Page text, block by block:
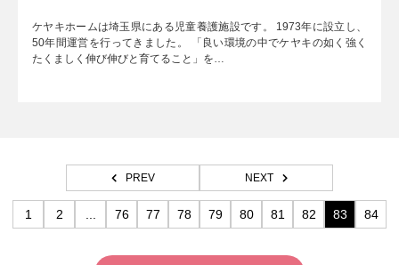
ケヤキホームは埼玉県にある児童養護施設です。 1973年に設立し、
50年間運営を行ってきました。 「良い環境の中でケヤキの如く強く
たくましく伸び伸びと育てること」を…
PREV NEXT
1 2 76 77 78 79 80 81 82 83 84